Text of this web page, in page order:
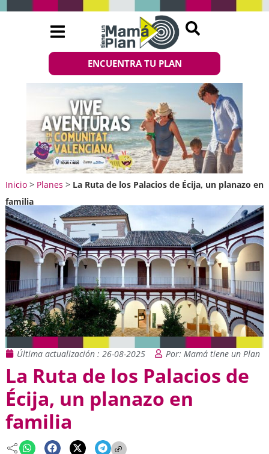
ENCUENTRA TU PLAN
Inicio> Planes > La Ruta de los Palacios de Écija, un planazo en
familia
Última actualización : 26-08-2025 Por: Mamá tiene un Plan
La Ruta de los Palacios de
Écija, un planazo en
familia